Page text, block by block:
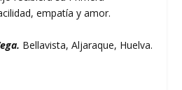
empatía y amor.
Bellavista, Aljaraque, Huelva.